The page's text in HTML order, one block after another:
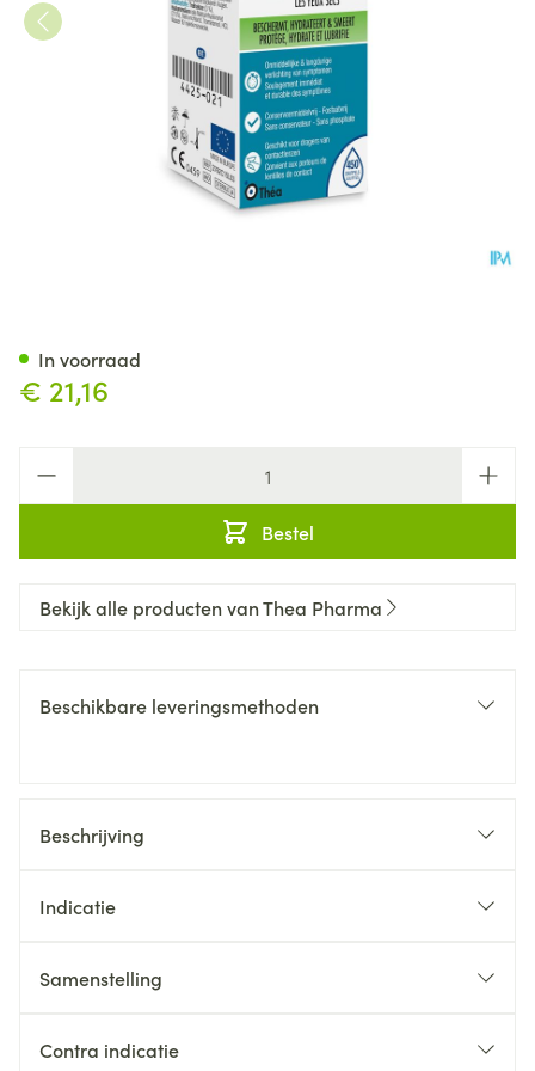
€ 21,16
Bestel
In voorraad
Bekijk alle producten van Thea Pharma
Beschikbare leveringsmethoden
Beschrijving
Indicatie
Samenstelling
Contra indicatie